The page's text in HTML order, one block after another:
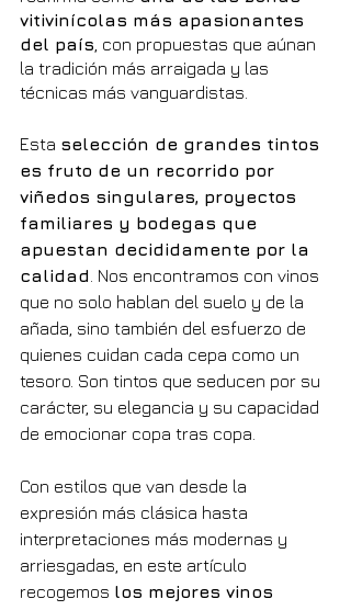
vitivinícolas más apasionantes
del país , con propuestas que aúnan
la tradición más arraigada y las
técnicas más vanguardistas.
Esta selección de grandes tintos
es fruto de un recorrido por
viñedos singulares, proyectos
familiares y bodegas que
apuestan decididamente por la
calidad . Nos encontramos con vinos
que no solo hablan del suelo y de la
añada, sino también del esfuerzo de
quienes cuidan cada cepa como un
tesoro. Son tintos que seducen por su
carácter, su elegancia y su capacidad
de emocionar copa tras copa.
Con estilos que van desde la
expresión más clásica hasta
interpretaciones más modernas y
arriesgadas, en este artículo
recogemos los mejores vinos